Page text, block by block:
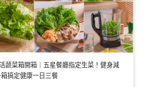
蔬菜箱開箱｜五星餐廳指定生菜！健身減
搞定健康一日三餐